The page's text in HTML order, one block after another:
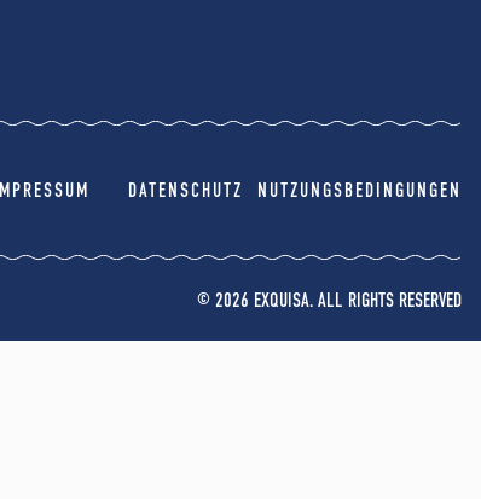
IMPRESSUM DATENSCHUTZ NUTZUNGSBEDINGUNGEN
© 2026 EXQUISA. ALL RIGHTS RESERVED